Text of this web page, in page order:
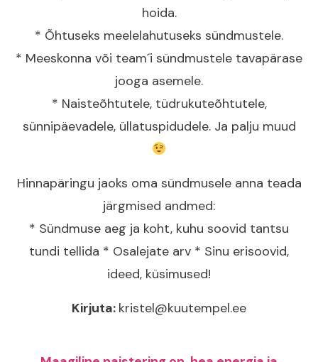
hoida.
* Õhtuseks meelelahutuseks sündmustele.
* Meeskonna või team´i sündmustele tavapärase
jooga asemele.
* Naisteõhtutele, tüdrukuteõhtutele,
sünnipäevadele, üllatuspidudele. Ja palju muud
Hinnapäringu jaoks oma sündmusele anna teada
järgmised andmed:
* Sündmuse aeg ja koht, kuhu soovid tantsu
tundi tellida * Osalejate arv * Sinu erisoovid,
ideed, küsimused!
Kirjuta: kristel@kuutempel.ee